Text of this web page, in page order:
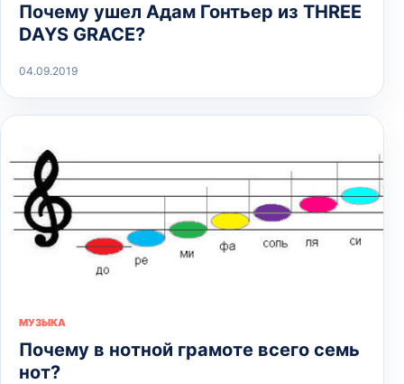
Почему ушел Адам Гонтьер из THREE
DAYS GRACE?
04.09.2019
МУЗЫКА
Почему в нотной грамоте всего семь
нот?